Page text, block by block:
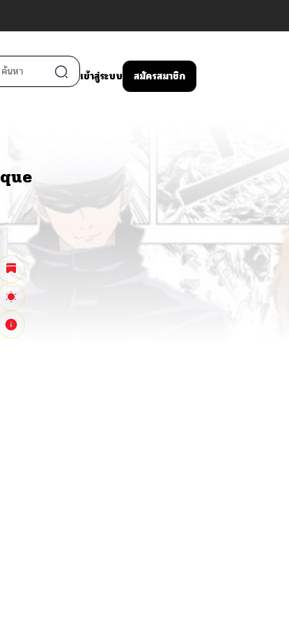
เข้าสู่ระบบ สมัครสมาชิก